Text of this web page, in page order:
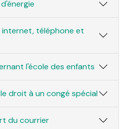
téléphone et
l'école des enfants
droit à un congé spécial
du courrier